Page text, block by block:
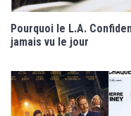
Pourquoi le L.A.
jamais vu le jour